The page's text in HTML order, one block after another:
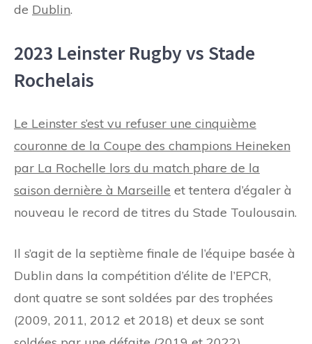
de Dublin.
2023 Leinster Rugby vs Stade
Rochelais
Le Leinster s’est vu refuser une cinquième
couronne de la Coupe des champions Heineken
par La Rochelle lors du match phare de la
saison dernière à Marseille et tentera d’égaler à
nouveau le record de titres du Stade Toulousain.
Il s’agit de la septième finale de l’équipe basée à
Dublin dans la compétition d’élite de l’EPCR,
dont quatre se sont soldées par des trophées
(2009, 2011, 2012 et 2018) et deux se sont